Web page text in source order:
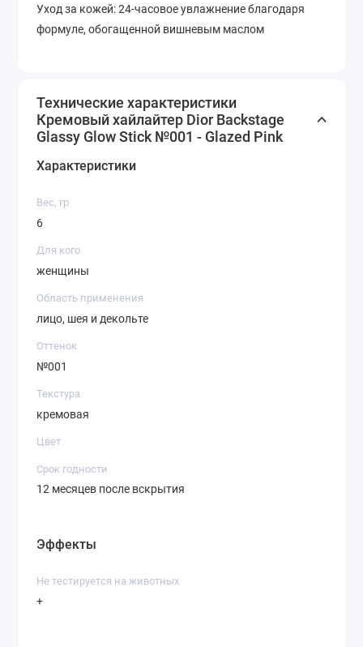
Уход за кожей: 24-часовое увлажнение благодаря
формуле, обогащенной вишневым маслом
Технические характеристики
Кремовый хайлайтер Dior Backstage
Glassy Glow Stick №001 - Glazed Pink
Характеристики
Вес, гр
6
Для кого
женщины
Область применения
лицо, шея и декольте
Оттенок
№001
Текстура
кремовая
Цвет
Срок годности
12 месяцев после вскрытия
Эффекты
Не тестируется на животных
+